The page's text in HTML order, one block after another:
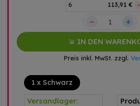
6 113,91 €
– +
IN DEN
Preis inkl. MwSt. zzgl.
1 x Schwarz
Versandlager: